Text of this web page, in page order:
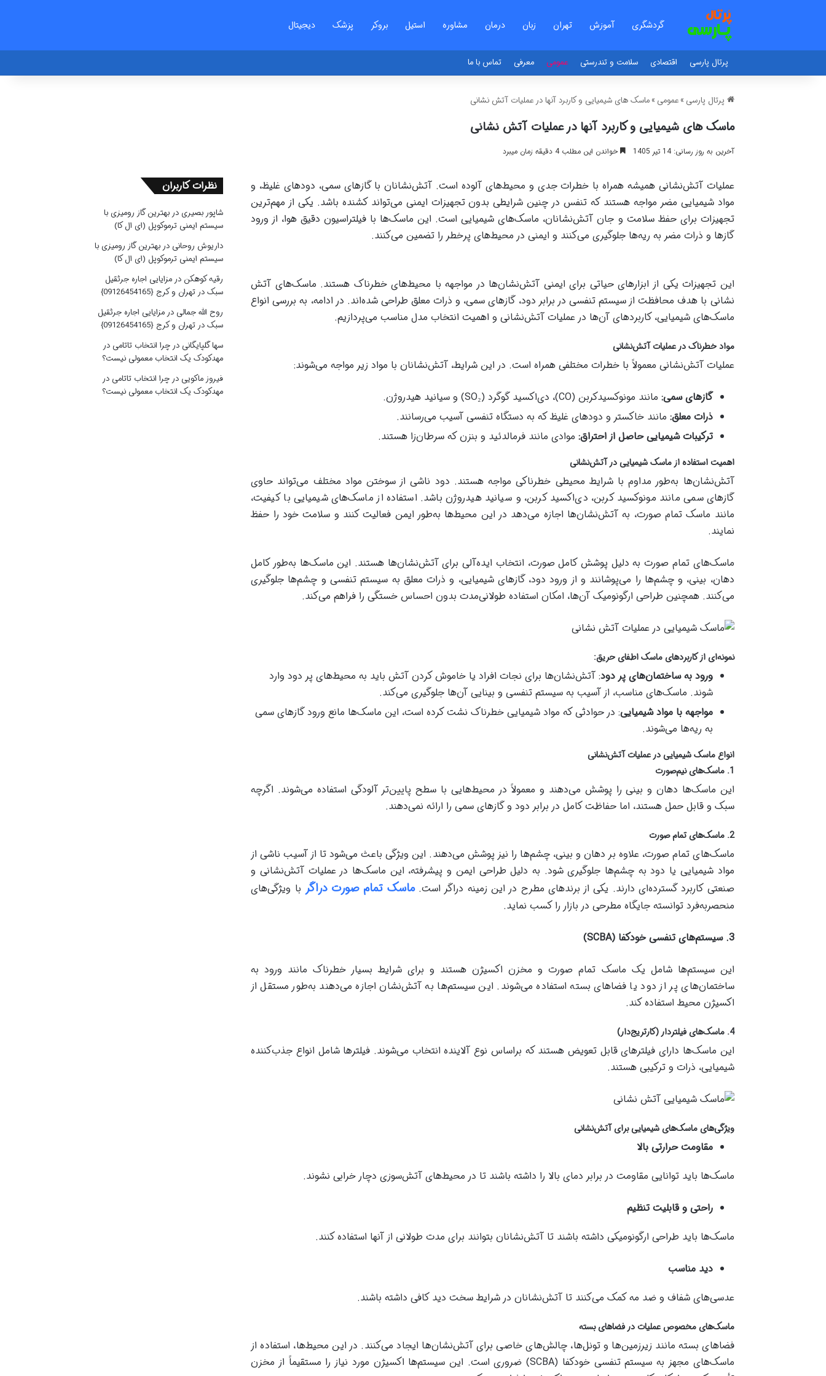
گردشگری آموزش تهران زبان درمان مشاوره استیل بروکر پزشک دیجیتال
پرتال پارسی اقتصادی سلامت و تندرستی عمومی معرفی تماس با ما
پرتال پارسی » عمومی » ماسک های شیمیایی و کاربرد آنها در عملیات آتش نشانی
ماسک های شیمیایی و کاربرد آنها در عملیات آتش نشانی
آخرین به روز رسانی: 14 تیر 1405 خواندن این مطلب 4 دقیقه زمان میبرد
عملیات آتش‌نشانی همیشه همراه با خطرات جدی و محیط‌های آلوده است. آتش‌نشانان با گازهای سمی، دودهای غلیظ، و
مواد شیمیایی مضر مواجه هستند که تنفس در چنین شرایطی بدون تجهیزات ایمنی می‌تواند کشنده باشد. یکی از مهم‌ترین
تجهیزات برای حفظ سلامت و جان آتش‌نشانان، ماسک‌های شیمیایی است. این ماسک‌ها با فیلتراسیون دقیق هوا، از ورود
گازها و ذرات مضر به ریه‌ها جلوگیری می‌کنند و ایمنی در محیط‌های پرخطر را تضمین می‌کنند.
این تجهیزات یکی از ابزارهای حیاتی برای ایمنی آتش‌نشان‌ها در مواجهه با محیط‌های خطرناک هستند. ماسک‌های آتش
نشانی با هدف محافظت از سیستم تنفسی در برابر دود، گازهای سمی، و ذرات معلق طراحی شده‌اند. در ادامه، به بررسی انواع
ماسک‌های شیمیایی، کاربردهای آن‌ها در عملیات آتش‌نشانی و اهمیت انتخاب مدل مناسب می‌پردازیم.
مواد خطرناک در عملیات آتش‌نشانی
عملیات آتش‌نشانی معمولاً با خطرات مختلفی همراه است. در این شرایط، آتش‌نشانان با مواد زیر مواجه می‌شوند:
گازهای سمی: مانند مونوکسیدکربن (CO)، دی‌اکسید گوگرد (SO₂) و سیانید هیدروژن.
ذرات معلق: مانند خاکستر و دودهای غلیظ که به دستگاه تنفسی آسیب می‌رسانند.
ترکیبات شیمیایی حاصل از احتراق: موادی مانند فرمالدئید و بنزن که سرطان‌زا هستند.
اهمیت استفاده از ماسک شیمیایی در آتش‌نشانی
آتش‌نشان‌ها به‌طور مداوم با شرایط محیطی خطرناکی مواجه هستند. دود ناشی از سوختن مواد مختلف می‌تواند حاوی
گازهای سمی مانند مونوکسید کربن، دی‌اکسید کربن، و سیانید هیدروژن باشد. استفاده از ماسک‌های شیمیایی با کیفیت،
مانند ماسک تمام صورت، به آتش‌نشان‌ها اجازه می‌دهد در این محیط‌ها به‌طور ایمن فعالیت کنند و سلامت خود را حفظ
نمایند.
ماسک‌های تمام صورت به دلیل پوشش کامل صورت، انتخاب ایده‌آلی برای آتش‌نشان‌ها هستند. این ماسک‌ها به‌طور کامل
دهان، بینی، و چشم‌ها را می‌پوشانند و از ورود دود، گازهای شیمیایی، و ذرات معلق به سیستم تنفسی و چشم‌ها جلوگیری
می‌کنند. همچنین طراحی ارگونومیک آن‌ها، امکان استفاده طولانی‌مدت بدون احساس خستگی را فراهم می‌کند.
نمونه‌ای از کاربردهای ماسک اطفای حریق:
ورود به ساختمان‌های پر دود: آتش‌نشان‌ها برای نجات افراد یا خاموش کردن آتش باید به محیط‌های پر دود وارد
شوند. ماسک‌های مناسب، از آسیب به سیستم تنفسی و بینایی آن‌ها جلوگیری می‌کند.
مواجهه با مواد شیمیایی: در حوادثی که مواد شیمیایی خطرناک نشت کرده است، این ماسک‌ها مانع ورود گازهای سمی
به ریه‌ها می‌شوند.
انواع ماسک شیمیایی در عملیات آتش‌نشانی
1. ماسک‌های نیم‌صورت
این ماسک‌ها دهان و بینی را پوشش می‌دهند و معمولاً در محیط‌هایی با سطح پایین‌تر آلودگی استفاده می‌شوند. اگرچه
سبک و قابل حمل هستند، اما حفاظت کامل در برابر دود و گازهای سمی را ارائه نمی‌دهند.
2. ماسک‌های تمام صورت
ماسک‌های تمام صورت، علاوه بر دهان و بینی، چشم‌ها را نیز پوشش می‌دهند. این ویژگی باعث می‌شود تا از آسیب ناشی از
مواد شیمیایی یا دود به چشم‌ها جلوگیری شود. به دلیل طراحی ایمن و پیشرفته، این ماسک‌ها در عملیات آتش‌نشانی و
صنعتی کاربرد گسترده‌ای دارند. یکی از برندهای مطرح در این زمینه دراگر است.ماسک تمام صورت دراگر با ویژگی‌های
منحصربه‌فرد توانسته جایگاه مطرحی در بازار را کسب نماید.
3. سیستم‌های تنفسی خودکفا (SCBA)
این سیستم‌ها شامل یک ماسک تمام صورت و مخزن اکسیژن هستند و برای شرایط بسیار خطرناک مانند ورود به
ساختمان‌های پر از دود یا فضاهای بسته استفاده می‌شوند. این سیستم‌ها به آتش‌نشان اجازه می‌دهند به‌طور مستقل از
اکسیژن محیط استفاده کند.
4. ماسک‌های فیلتردار (کارتریج‌دار)
این ماسک‌ها دارای فیلترهای قابل تعویض هستند که براساس نوع آلاینده انتخاب می‌شوند. فیلترها شامل انواع جذب‌کننده
شیمیایی، ذرات و ترکیبی هستند.
ویژگی‌های ماسک‌های شیمیایی برای آتش‌نشانی
مقاومت حرارتی بالا
ماسک‌ها باید توانایی مقاومت در برابر دمای بالا را داشته باشند تا در محیط‌های آتش‌سوزی دچار خرابی نشوند.
راحتی و قابلیت تنظیم
ماسک‌ها باید طراحی ارگونومیکی داشته باشند تا آتش‌نشانان بتوانند برای مدت طولانی از آنها استفاده کنند.
دید مناسب
عدسی‌های شفاف و ضد مه کمک می‌کنند تا آتش‌نشانان در شرایط سخت دید کافی داشته باشند.
ماسک‌های مخصوص عملیات در فضاهای بسته
فضاهای بسته مانند زیرزمین‌ها و تونل‌ها، چالش‌های خاصی برای آتش‌نشان‌ها ایجاد می‌کنند. در این محیط‌ها، استفاده از
ماسک‌های مجهز به سیستم تنفسی خودکفا (SCBA) ضروری است. این سیستم‌ها اکسیژن مورد نیاز را مستقیماً از مخزن
نظرات کاربران
شاپور بصیریدر بهترین گاز رومیزی با
سیستم ایمنی ترموکوپل (ای ال کا)
داریوش روحانی در بهترین گاز رومیزی با
سیستم ایمنی ترموکوپل (ای ال کا)
رقیه کوهکن در مزایایی اجاره جرثقیل
سبک در تهران و کرج {09126454165}
روح الله جمالی در مزایایی اجاره جرثقیل
سبک در تهران و کرج {09126454165}
سها گلپایگانی در چرا انتخاب تاتامی در
مهدکودک یک انتخاب معمولی نیست؟
فیروز ماکویی در چرا انتخاب تاتامی در
مهدکودک یک انتخاب معمولی نیست؟